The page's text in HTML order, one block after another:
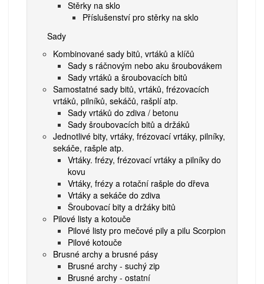
Stěrky na sklo
Příslušenství pro stěrky na sklo
Sady
Kombinované sady bitů, vrtáků a klíčů
Sady s ráčnovým nebo aku šroubovákem
Sady vrtáků a šroubovacích bitů
Samostatné sady bitů, vrtáků, frézovacích
vrtáků, pilníků, sekáčů, rašplí atp.
Sady vrtáků do zdiva / betonu
Sady šroubovacích bitů a držáků
Jednotlivé bity, vrtáky, frézovací vrtáky, pilníky,
sekáče, rašple atp.
Vrtáky. frézy, frézovací vrtáky a pilníky do
kovu
Vrtáky, frézy a rotační rašple do dřeva
Vrtáky a sekáče do zdiva
Šroubovací bity a držáky bitů
Pilové listy a kotouče
Pilové listy pro mečové pily a pilu Scorpion
Pilové kotouče
Brusné archy a brusné pásy
Brusné archy - suchý zip
Brusné archy - ostatní